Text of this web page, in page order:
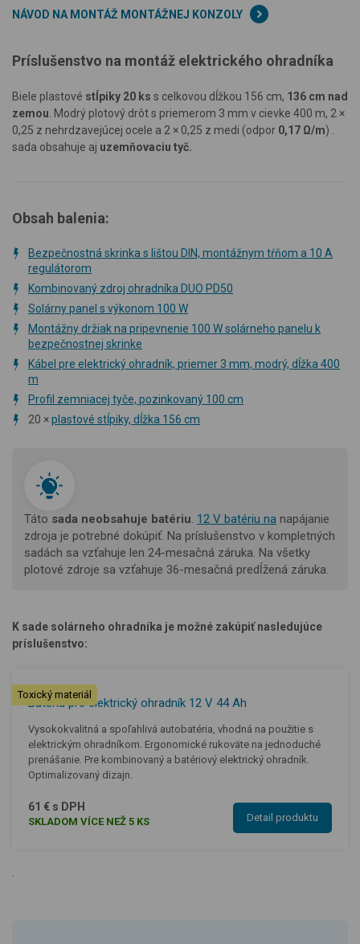
NÁVOD NA MONTÁŽ MONTÁŽNEJ KONZOLY
Príslušenstvo na montáž elektrického ohradníka
Biele plastové stĺpiky 20 ks s celkovou dĺžkou 156 cm, 136 cm nad
zemou . Modrý plotový drôt s priemerom 3 mm v cievke 400 m, 2 ×
0,25 z nehrdzavejúcej ocele a 2 × 0,25 z medi (odpor 0,17 Ω/m)
sada obsahuje aj uzemňovaciu tyč.
Obsah balenia:
Bezpečnostná skrinka s lištou DIN, montážnym tŕňom a 10 A
regulátorom
Kombinovaný zdroj ohradníka DUO PD50
Solárny panel s výkonom 100 W
Montážny držiak na pripevnenie 100 W solárneho panelu k
bezpečnostnej skrinke
Kábel pre elektrický ohradník, priemer 3 mm, modrý, dĺžka 400
m
Profil zemniacej tyče, pozinkovaný 100 cm
20 ×plastové stĺpiky, dĺžka 156 cm
Táto sada neobsahuje batériu. 12 V batériu na napájanie
zdroja je potrebné dokúpiť. Na príslušenstvo v kompletných
sadách sa vzťahuje len 24-mesačná záruka. Na všetky
plotové zdroje sa vzťahuje 36-mesačná predĺžená záruka.
K sade solárneho ohradníka je možné zakúpiť nasledujúce
príslušenstvo:
Toxický materiál
Batéria pre elektrický ohradník 12 V 44 Ah
Vysokokvalitná a spoľahlivá autobatéria, vhodná na použitie s
elektrickým ohradníkom. Ergonomické rukoväte na jednoduché
prenášanie. Pre kombinovaný a batériový elektrický ohradník.
Optimalizovaný dizajn.
61 € s DPH
SKLADOM VÍCE NEŽ 5 KS Detail produktu